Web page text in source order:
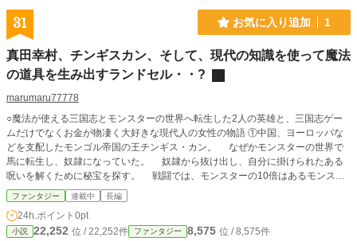
31 お気に入り追加 1
真田幸村、チンギスカン、そして、現代の知識を使って魔法
の道具を生み出すランドセル・・?
marumaru77778
○魔法が使える三国志とモンスターの世界へ転生した2人の英雄と、三国志ゲー
ムだけでなくお金が物凄く大好きな現代人の女性の物語 ①中国、ヨーロッパな
どを支配したモンゴル帝国の王チンギス・カン。 なぜかモンスターの世界で
馬に転生し、奴隷になっていた。 奴隷から抜け出し、自分に掛けられたある
呪いを解くために秘宝を探す。 戦闘では、モンスターの10倍はあるモンスタ
ー艦を使った集団戦をメインにして、 モンスターカードや知恵などを使って
戦う。 常識はずれの能力でモンスター艦をパワーUPし、指揮の能力や作戦を
考える力は抜群。 ②日本一の兵と言われた真田幸村。 魔法が使える三国志の
世界で、弱い国の丸々太った王子に転生し、後継者争いに巻き込まれる。 居
ファンタジー 連載中 長編
24h.ポイント 0pt
小説 22,252 位 / 22,252件 ファンタジー 8,575 位 / 8,575件